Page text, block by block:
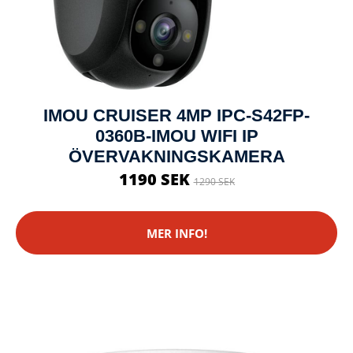
IMOU CRUISER 4MP IPC-S42FP-
0360B-IMOU WIFI IP
ÖVERVAKNINGSKAMERA
1190 SEK1290 SEK
MER INFO!